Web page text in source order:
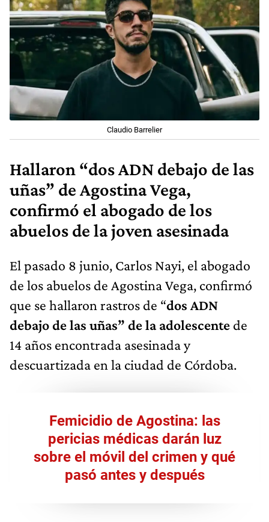
Claudio Barrelier
Hallaron “dos ADN debajo de las
uñas” de Agostina Vega,
confirmó el abogado de los
abuelos de la joven asesinada
El pasado 8 junio, Carlos Nayi, el abogado
de los abuelos de Agostina Vega, confirmó
que se hallaron rastros de “dos ADN
debajo de las uñas” de la adolescente de
14 años encontrada asesinada y
descuartizada en la ciudad de Córdoba.
Femicidio de Agostina: las
pericias médicas darán luz
sobre el móvil del crimen y qué
pasó antes y después